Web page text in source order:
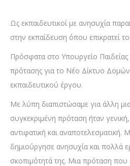
Ως εκπαιδευτικοί με ανησυχία
στην εκπαίδευση όπου επικρατεί
Πρόσφατα στο Υπουργείο
πρότασης για το Νέο Δίκτυο
εκπαιδευτικού έργου.
Με λύπη διαπιστώσαμε για άλλη
συγκεκριμένη πρόταση ήταν
αντιφατική και
δημιούργησε ανησυχία και πολλά
σκοπιμότητά της. Μια πρόταση που